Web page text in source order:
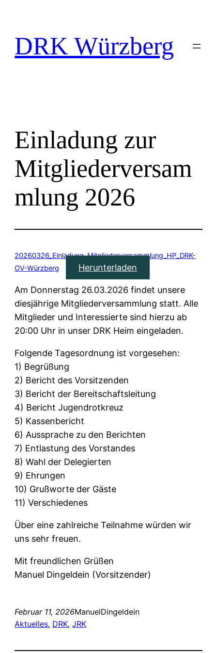
springen
DRK Würzberg
Einladung zur
Mitgliederversam
mlung 2026
20260326_Einladung_Mitgliederversammlung_HP_DRK-
OV-Würzberg
Herunterladen
Am Donnerstag 26.03.2026 findet unsere
diesjährige Mitgliederversammlung statt. Alle
Mitglieder und Interessierte sind hierzu ab
20:00 Uhr in unser DRK Heim eingeladen.
Folgende Tagesordnung ist vorgesehen:
1) Begrüßung
2) Bericht des Vorsitzenden
3) Bericht der Bereitschaftsleitung
4) Bericht Jugendrotkreuz
5) Kassenbericht
6) Aussprache zu den Berichten
7) Entlastung des Vorstandes
8) Wahl der Delegierten
9) Ehrungen
10) Grußworte der Gäste
11) Verschiedenes
Über eine zahlreiche Teilnahme würden wir
uns sehr freuen.
Mit freundlichen Grüßen
Manuel Dingeldein (Vorsitzender)
Februar 11, 2026ManuelDingeldein
Aktuelles, DRK, JRK